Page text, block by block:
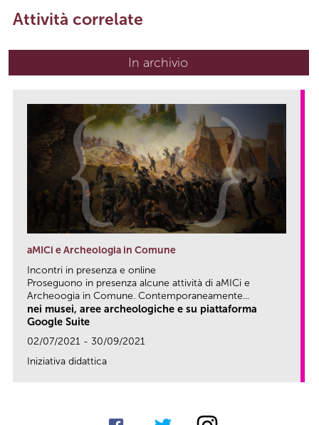
Attività correlate
In archivio
aMICi e Archeologia in Comune
Incontri in presenza e online
Proseguono in presenza alcune attività di aMICi e
Archeoogia in Comune. Contemporaneamente...
nei musei, aree archeologiche e su piattaforma
Google Suite
02/07/2021 - 30/09/2021
Iniziativa didattica